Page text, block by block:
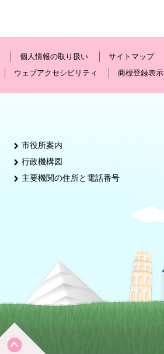
個人情報の取り扱い サイトマップ
ウェブアクセシビリティ 商標登録表示
市役所案内
行政機構図
主要機関の住所と電話番号